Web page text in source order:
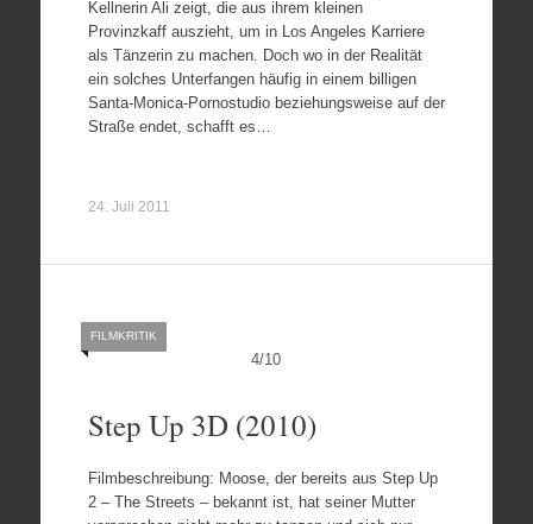
Kellnerin Ali zeigt, die aus ihrem kleinen
Provinzkaff auszieht, um in Los Angeles Karriere
als Tänzerin zu machen. Doch wo in der Realität
ein solches Unterfangen häufig in einem billigen
Santa-Monica-Pornostudio beziehungsweise auf der
Straße endet, schafft es…
24. Juli 2011
4/10
FILMKRITIK
Step Up 3D (2010)
Filmbeschreibung: Moose, der bereits aus Step Up
2 – The Streets – bekannt ist, hat seiner Mutter